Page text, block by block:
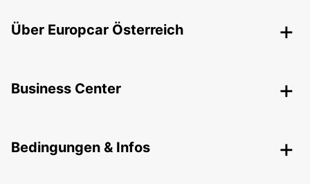
Über Europcar Österreich
Business Center
Bedingungen & Infos